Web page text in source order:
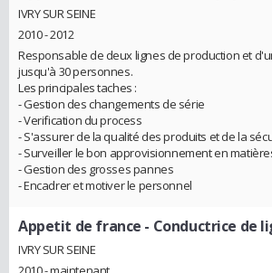
IVRY SUR SEINE
2010 - 2012
Responsable de deux lignes de production et
jusqu'à 30 personnes.
Les principales taches :
- Gestion des changements de série
- Verification du process
- S'assurer de la qualité des produits et de la
- Surveiller le bon approvisionnement en
- Gestion des grosses pannes
- Encadrer et motiver le personnel
Appetit de france - Conductrice de
IVRY SUR SEINE